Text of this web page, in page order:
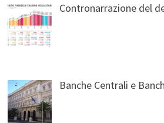
Contronarrazione del
Banche Centrali e